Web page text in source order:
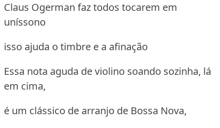
Claus Ogerman faz todos tocarem em
uníssono
isso ajuda o timbre e a afinação
Essa nota aguda de violino soando sozinha, lá
em cima,
é um clássico de arranjo de Bossa Nova,